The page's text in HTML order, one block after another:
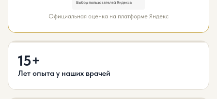
Официальная оценка на платформе Яндекс
15+
Лет опыта у наших врачей